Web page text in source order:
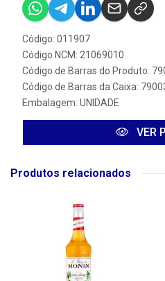
Código: 011907
Código NCM: 21069010
Código de Barras do Produto:
Código de Barras da Caixa:
Embalagem: UNIDADE
VER
Produtos relacionados